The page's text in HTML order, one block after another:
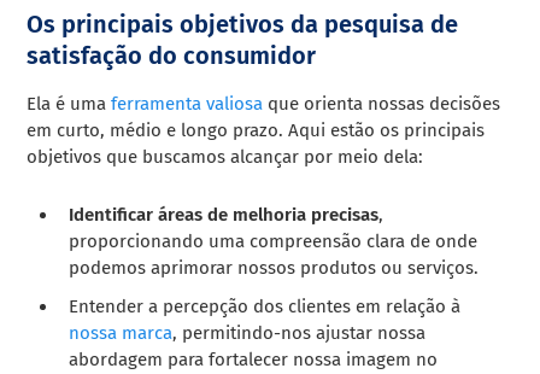
Os principais objetivos da pesquisa de
satisfação do consumidor
Ela é umaferramenta valiosa que orienta nossas decisões
em curto, médio e longo prazo. Aqui estão os principais
objetivos que buscamos alcançar por meio dela:
Identificar áreas de melhoria precisas,
proporcionando uma compreensão clara de onde
podemos aprimorar nossos produtos ou serviços.
Entender a percepção dos clientes em relação à
nossa marca, permitindo-nos ajustar nossa
abordagem para fortalecer nossa imagem no